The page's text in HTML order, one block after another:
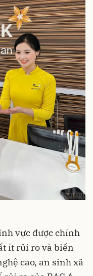
vực được chính
ít rủi ro và biến
cao, an sinh xã